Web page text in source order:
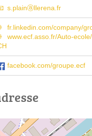
s.plainⓐllerena.fr
fr.linkedin.com/company/
www.ecf.asso.fr/Auto-
facebook.com/groupe.ecf